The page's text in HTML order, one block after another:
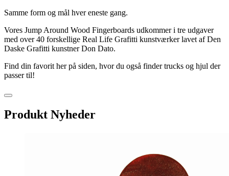
Samme form og mål hver eneste gang.
Vores Jump Around Wood Fingerboards udkommer i tre udgaver
med over 40 forskellige Real Life Grafitti kunstværker lavet af Den
Daske Grafitti kunstner Don Dato.
Find din favorit her på siden, hvor du også finder trucks og hjul der
passer til!
Produkt Nyheder